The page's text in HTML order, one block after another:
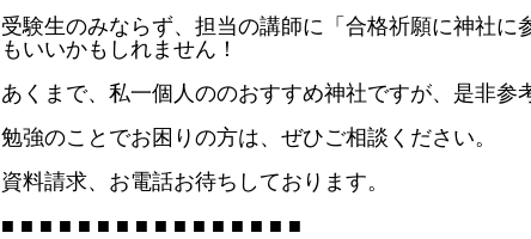
受験生のみならず、担当の講師に「合格祈願に神社に
もいいかもしれません！
あくまで、私一個人ののおすすめ神社ですが、是非参
勉強のことでお困りの方は、ぜひご相談ください。
資料請求、お電話お待ちしております。
■ ■ ■ ■ ■ ■ ■ ■ ■ ■ ■ ■ ■ ■ ■ ■